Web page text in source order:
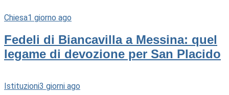
Chiesa1 giorno ago
Fedeli di Biancavilla a Messina: quel
legame di devozione per San Placido
Istituzioni3 giorni ago